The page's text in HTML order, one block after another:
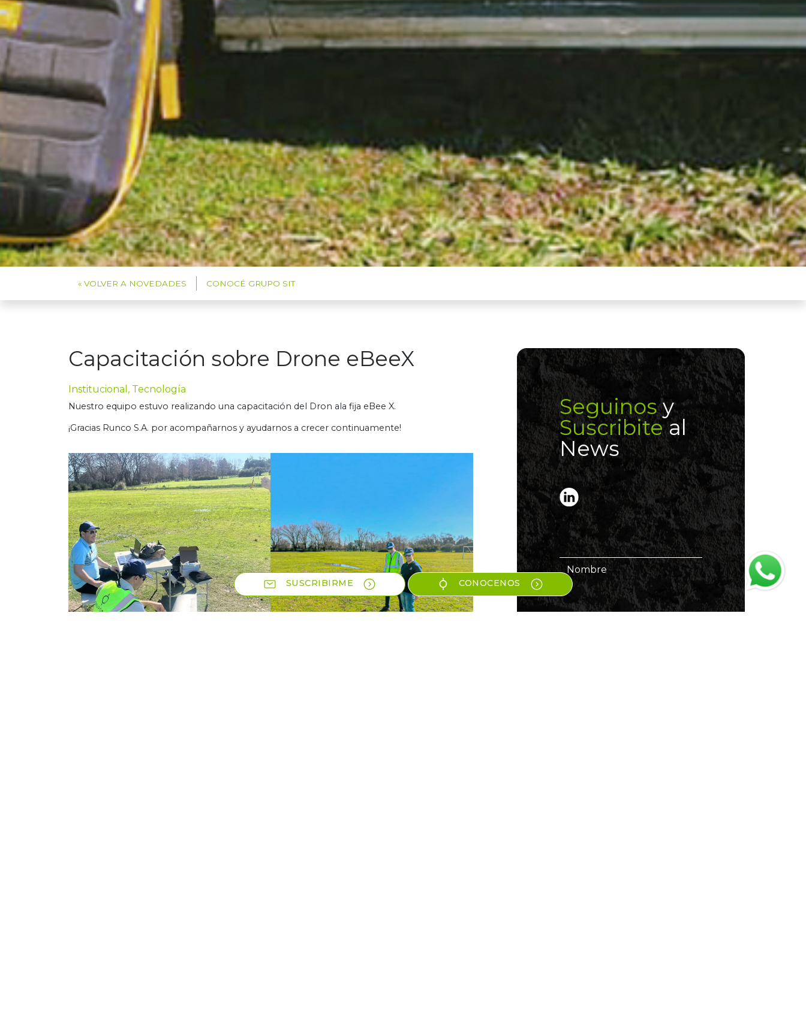
« VOLVER A NOVEDADES CONOCÉ GRUPO SIT
Capacitación sobre Drone eBeeX
Institucional, Tecnología
Nuestro equipo estuvo realizando una capacitación del Dron ala fija eBee X.
¡Gracias Runco S.A. por acompañarnos y ayudarnos a crecer continuamente!
Seguinosy
Suscribiteal
News
Nombre
SUSCRIBIRME CONOCENOS